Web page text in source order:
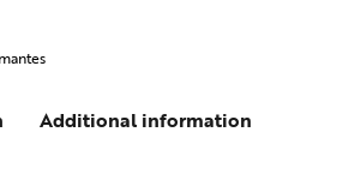
Additional information